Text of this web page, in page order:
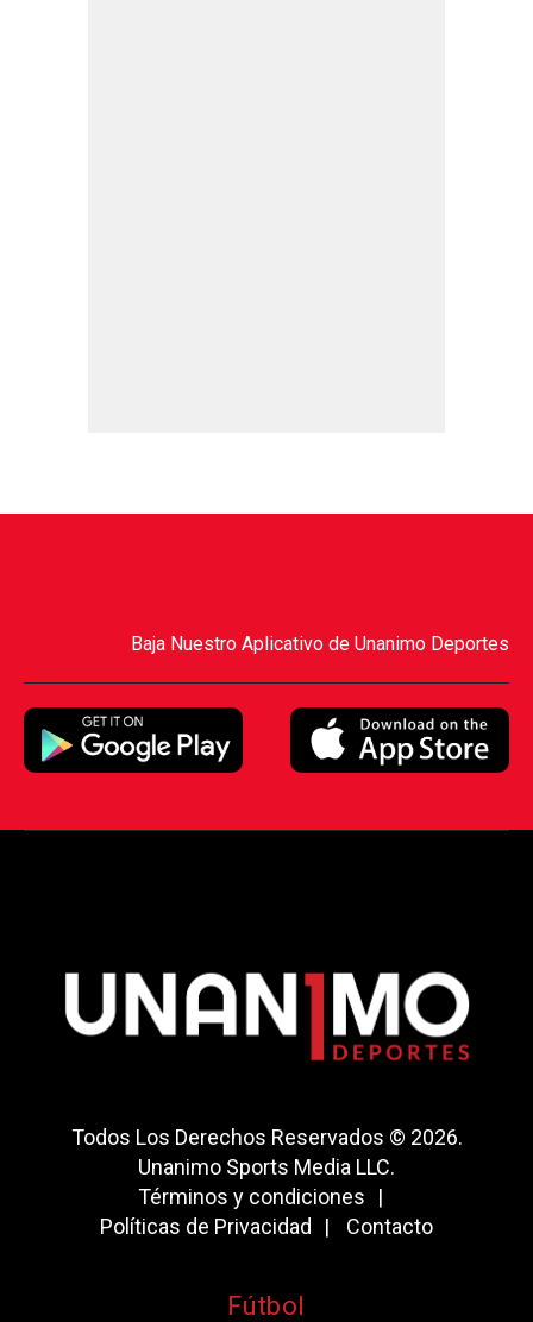
Baja Nuestro Aplicativo de Unanimo Deportes
Todos Los Derechos Reservados © 2026.
Unanimo Sports Media LLC.
Términos y condiciones
Políticas de Privacidad
Contacto
Fútbol